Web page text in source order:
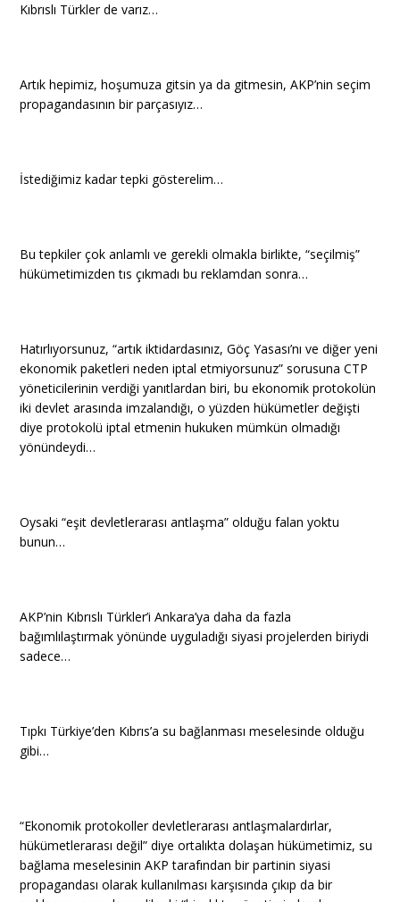
Kıbrıslı Türkler de varız…
Artık hepimiz, hoşumuza gitsin ya da gitmesin, AKP’nin seçim
propagandasının bir parçasıyız…
İstediğimiz kadar tepki gösterelim…
Bu tepkiler çok anlamlı ve gerekli olmakla birlikte, “seçilmiş”
hükümetimizden tıs çıkmadı bu reklamdan sonra…
Hatırlıyorsunuz, “artık iktidardasınız, Göç Yasası’nı ve diğer yeni
ekonomik paketleri neden iptal etmiyorsunuz” sorusuna CTP
yöneticilerinin verdiği yanıtlardan biri, bu ekonomik protokolün
iki devlet arasında imzalandığı, o yüzden hükümetler değişti
diye protokolü iptal etmenin hukuken mümkün olmadığı
yönündeydi…
Oysaki “eşit devletlerarası antlaşma” olduğu falan yoktu
bunun…
AKP’nin Kıbrıslı Türkler’i Ankara’ya daha da fazla
bağımlılaştırmak yönünde uyguladığı siyasi projelerden biriydi
sadece…
Tıpkı Türkiye’den Kıbrıs’a su bağlanması meselesinde olduğu
gibi…
“Ekonomik protokoller devletlerarası antlaşmalardırlar,
hükümetlerarası değil” diye ortalıkta dolaşan hükümetimiz, su
bağlama meselesinin AKP tarafından bir partinin siyasi
propagandası olarak kullanılması karşısında çıkıp da bir